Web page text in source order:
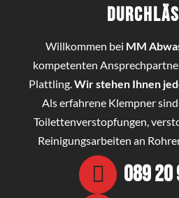
Willkommen bei MM
kompetenten
Plattling.Wir stehen Ihnen
Als erfahrene Klempner
Toilettenverstopfungen,
Reinigungsarbeiten an
089 20